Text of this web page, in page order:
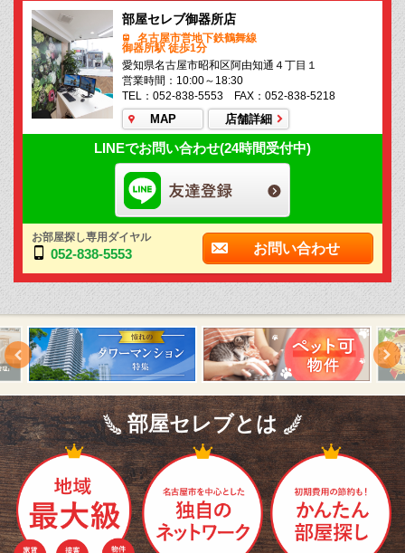
部屋セレブ御器所店
名古屋市営地下鉄鶴舞線
御器所駅 徒歩1分
愛知県名古屋市昭和区阿由知通４丁目１
営業時間：10:00～18:30
TEL：052-838-5553 FAX：052-838-5218
MAP 店舗詳細
LINEでお問い合わせ(24時間受付中)
お部屋探し専用ダイヤル
052-838-5553 お問い合わせ
部屋セレブとは